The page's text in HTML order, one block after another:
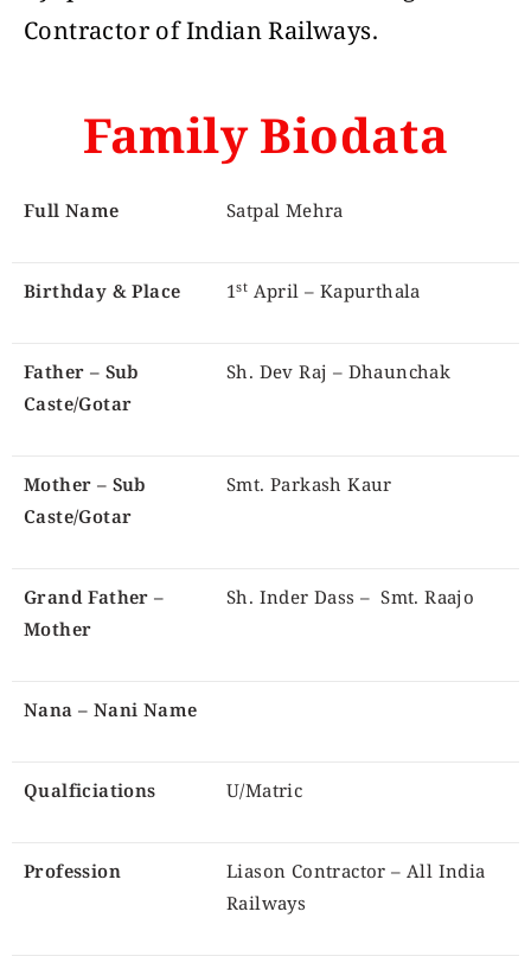
Contractor of Indian Railways.
Family Biodata
Full Name Satpal Mehra
Birthday & Place 1st April – Kapurthala
Father – Sub
Caste/Gotar
Sh. Dev Raj – Dhaunchak
Mother – Sub
Caste/Gotar
Smt. Parkash Kaur
Grand Father –
Mother
Sh. Inder Dass – Smt. Raajo
Nana – Nani Name
Qualficiations U/Matric
Profession
Liason Contractor – All India
Railways